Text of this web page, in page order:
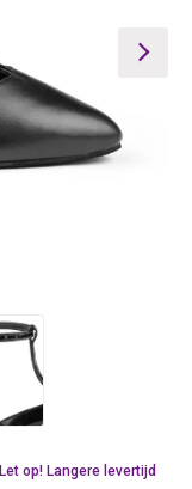
Let op! Langere levertijd